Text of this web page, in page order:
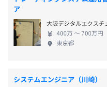
・慶弔休暇
・年次有給休暇
・交通費（別途全額支給）
垂井をはじめとし、当社
割)の会社です。 評価制度
どの制度はエンジニアに
これまでの開発実績から
いているため、上流工
できる環境」に注力してま
ア
大阪デジタルエクスチ
400万 〜 700万円
東京都
システムエンジニア（川崎）